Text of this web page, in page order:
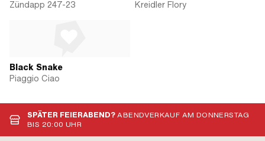
Zündapp 247-23
Kreidler Flory
Black Snake
Piaggio Ciao
SPÄTER FEIERABEND?ABENDVERKAUF AM DONNERSTAG
BIS 20:00 UHR